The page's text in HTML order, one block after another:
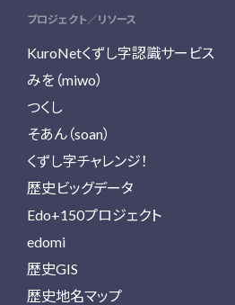
プロジェクト／リソース
KuroNetくずし字認識サービス
みを（miwo）
つくし
そあん（soan）
くずし字チャレンジ！
歴史ビッグデータ
Edo+150プロジェクト
edomi
歴史GIS
歴史地名マップ